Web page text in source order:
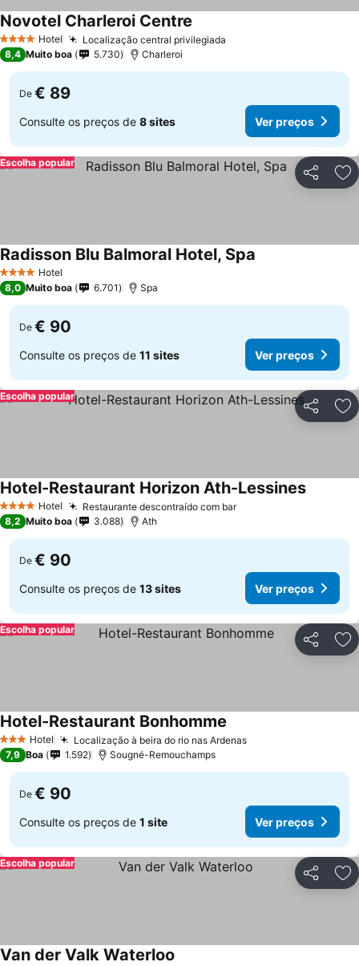
4 EstrelasHotel Localização central privilegiada
Novotel Charleroi Centre
8,4 Muito boa 5.730 Charleroi
De € 89
Consulte os preços de 8 sites Ver preços
Partilhar
Escolha popular
4 EstrelasHotel
Radisson Blu Balmoral Hotel, Spa
8,0 Muito boa 6.701 Spa
De € 90
Consulte os preços de 11 sites Ver preços
Partilhar
Escolha popular
4 EstrelasHotel Restaurante descontraído com barVer preços
Hotel-Restaurant Horizon Ath-LessinesVer
8,2 Muito boa 3.088 Ath
De € 90
Consulte os preços de 13 sites Ver preços
Partilhar
Escolha popular
3 EstrelasHotel Localização à beira do rio nas ArdenasVer preços
Hotel-Restaurant Bonhomme
7,9 Boa 1.592 Sougné-Remouchamps
De € 90
Consulte os preços de 1 site Ver preços
Partilhar
Escolha popular
Van der Valk Waterloo